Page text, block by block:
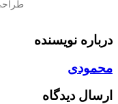
درباره نویسنده
محمودی
ارسال دیدگاه